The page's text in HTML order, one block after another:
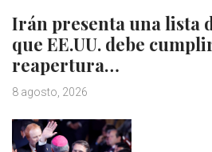
Irán presenta una lista
que EE.UU. debe
reapertura…
8 agosto, 2026